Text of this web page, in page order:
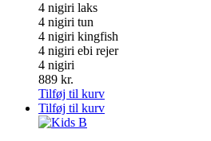
4 nigiri laks
4 nigiri tun
4 nigiri kingfish
4 nigiri ebi rejer
4 nigiri
889 kr.
Tilføj til kurv
Tilføj til kurv